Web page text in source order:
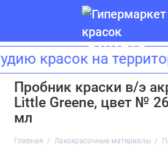
красок на
Пробник краски в/э
Little Greene, цвет №
мл
Главная Лакокрасочные материалы